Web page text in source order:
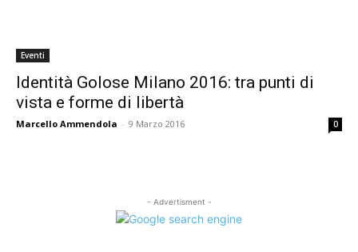
Eventi
Identità Golose Milano 2016: tra punti di
vista e forme di libertà
Marcello Ammendola - 9 Marzo 2016 0
- Advertisment -